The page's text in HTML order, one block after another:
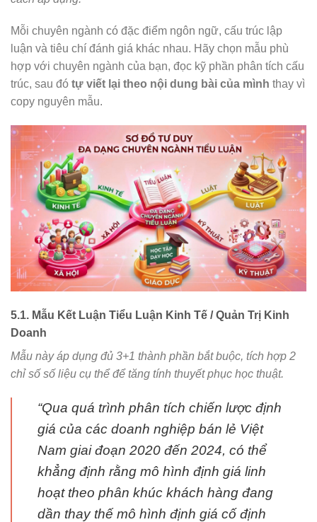
Mỗi chuyên ngành có đặc điểm ngôn ngữ, cấu trúc lập
luận và tiêu chí đánh giá khác nhau. Hãy chọn mẫu phù
hợp với chuyên ngành của bạn, đọc kỹ phần phân tích cấu
trúc, sau đó tự viết lại theo nội dung bài của mình thay vì
copy nguyên mẫu.
5.1. Mẫu Kết Luận Tiểu Luận Kinh Tế / Quản Trị Kinh
Doanh
Mẫu này áp dụng đủ 3+1 thành phần bắt buộc, tích hợp 2
chỉ số số liệu cụ thể để tăng tính thuyết phục học thuật.
“Qua quá trình phân tích chiến lược định
giá của các doanh nghiệp bán lẻ Việt
Nam giai đoạn 2020 đến 2024, có thể
khẳng định rằng mô hình định giá linh
hoạt theo phân khúc khách hàng đang
dần thay thế mô hình định giá cố định